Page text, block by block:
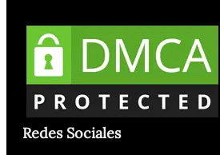
Redes Sociales